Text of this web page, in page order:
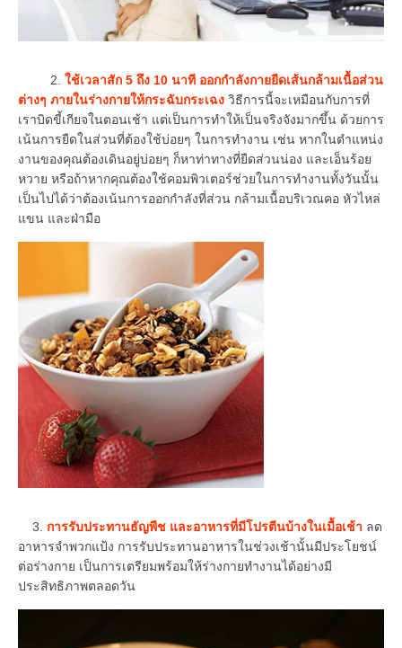
2. ใช้เวลาสัก 5 ถึง 10 นาที ออกกำลังกายยืดเส้นกล้ามเนื้อส่วน
ต่างๆ ภายในร่างกายให้กระฉับกระเฉง วิธีการนี้จะเหมือนกับการที่
เราบิดขี้เกียจในตอนเช้า แต่เป็นการทำให้เป็นจริงจังมากขึ้น ด้วยการ
เน้นการยืดในส่วนที่ต้องใช้บ่อยๆ ในการทำงาน เช่น หากในตำแหน่ง
งานของคุณต้องเดินอยู่บ่อยๆ ก็หาท่าทางที่ยืดส่วนน่อง และเอ็นร้อย
หวาย หรือถ้าหากคุณต้องใช้คอมพิวเตอร์ช่วยในการทำงานทั้งวันนั้น
เป็นไปได้ว่าต้องเน้นการออกกำลังที่ส่วน กล้ามเนื้อบริเวณคอ หัวไหล่
แขน และฝ่ามือ
3. การรับประทานธัญพืช และอาหารที่มีโปรตีนบ้างในเมื้อเช้า ลด
อาหารจำพวกแป้ง การรับประทานอาหารในช่วงเช้านั้นมีประโยชน์
ต่อร่างกาย เป็นการเตรียมพร้อมให้ร่างกายทำงานได้อย่างมี
ประสิทธิภาพตลอดวัน